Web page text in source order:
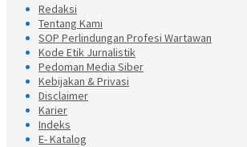
Redaksi
Tentang Kami
SOP Perlindungan Profesi Wartawan
Kode Etik Jurnalistik
Pedoman Media Siber
Kebijakan & Privasi
Disclaimer
Karier
Indeks
E- Katalog